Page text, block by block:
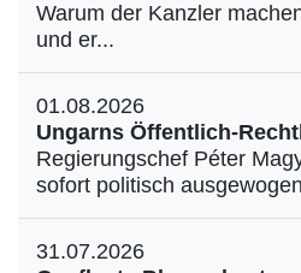
Warum der Kanzler
und er...
01.08.2026
Ungarns Öffentlich-
Regierungschef Péter
sofort politisch
31.07.2026